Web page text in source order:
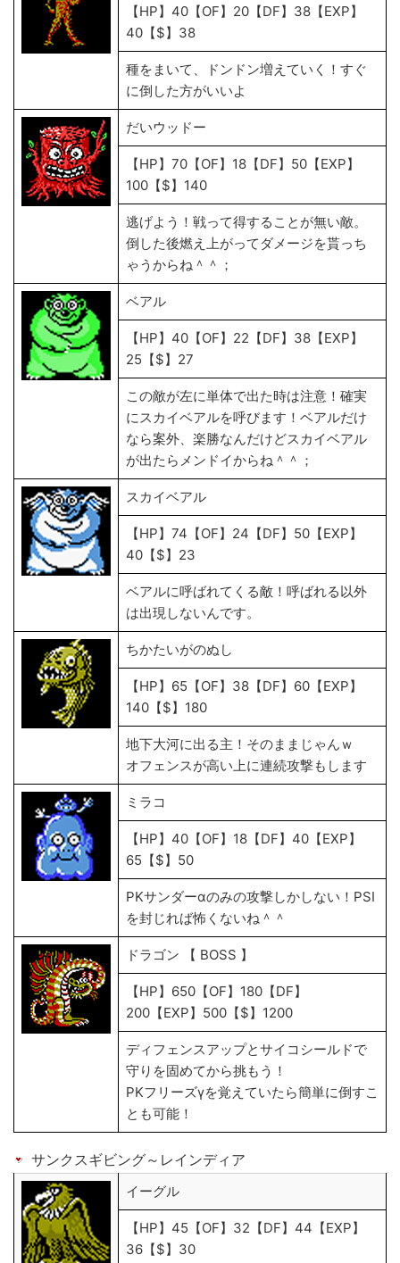
【HP】40【OF】20【DF】38【EXP】
40【$】38
種をまいて、ドンドン増えていく！すぐ
に倒した方がいいよ
だいウッドー
【HP】70【OF】18【DF】50【EXP】
100【$】140
逃げよう！戦って得することが無い敵。
倒した後燃え上がってダメージを貰っち
ゃうからね＾＾；
ベアル
【HP】40【OF】22【DF】38【EXP】
25【$】27
この敵が左に単体で出た時は注意！確実
にスカイベアルを呼びます！ベアルだけ
なら案外、楽勝なんだけどスカイベアル
が出たらメンドイからね＾＾；
スカイベアル
【HP】74【OF】24【DF】50【EXP】
40【$】23
ベアルに呼ばれてくる敵！呼ばれる以外
は出現しないんです。
ちかたいがのぬし
【HP】65【OF】38【DF】60【EXP】
140【$】180
地下大河に出る主！そのままじゃんｗ
オフェンスが高い上に連続攻撃もします
ミラコ
【HP】40【OF】18【DF】40【EXP】
65【$】50
PKサンダーαのみの攻撃しかしない！PSI
を封じれば怖くないね＾＾
ドラゴン 【 BOSS 】
【HP】650【OF】180【DF】
200【EXP】500【$】1200
ディフェンスアップとサイコシールドで
守りを固めてから挑もう！
PKフリーズγを覚えていたら簡単に倒すこ
とも可能！
サンクスギビング～レインディア
イーグル
【HP】45【OF】32【DF】44【EXP】
36【$】30